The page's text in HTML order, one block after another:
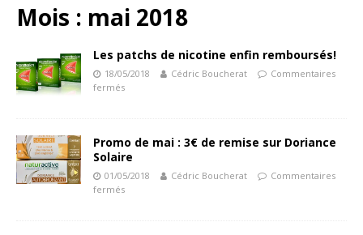
Mois : mai 2018
Les patchs de nicotine enfin remboursés!
18/05/2018 Cédric Boucherat
Commentaires
fermés
Promo de mai : 3€ de remise sur Doriance
Solaire
01/05/2018 Cédric Boucherat
Commentaires
fermés